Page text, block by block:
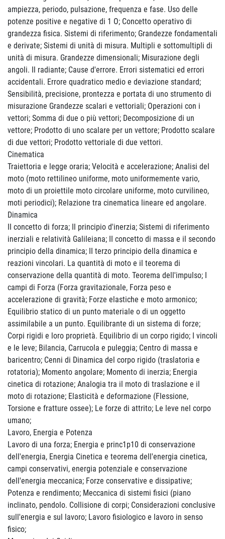
ampiezza, periodo, pulsazione, frequenza e fase. Uso delle
potenze positive e negative di 1 O; Concetto operativo di
grandezza fisica. Sistemi di riferimento; Grandezze fondamentali
e derivate; Sistemi di unità di misura. Multipli e sottomultipli di
unità di misura. Grandezze dimensionali; Misurazione degli
angoli. Il radiante; Cause d'errore. Errori sistematici ed errori
accidentali. Errore quadratico medio e deviazione standard;
Sensibilità, precisione, prontezza e portata di uno strumento di
misurazione Grandezze scalari e vettoriali; Operazioni con i
vettori; Somma di due o più vettori; Decomposizione di un
vettore; Prodotto di uno scalare per un vettore; Prodotto scalare
di due vettori; Prodotto vettoriale di due vettori.
Cinematica
Traiettoria e legge oraria; Velocità e accelerazione; Analisi del
moto (moto rettilineo uniforme, moto uniformemente vario,
moto di un proiettile moto circolare uniforme, moto curvilineo,
moti periodici); Relazione tra cinematica lineare ed angolare.
Dinamica
II concetto di forza; Il principio d'inerzia; Sistemi di riferimento
inerziali e relatività Galileiana; II concetto di massa e il secondo
principio della dinamica; II terzo principio della dinamica e
reazioni vincolari. La quantità di moto e il teorema di
conservazione della quantità di moto. Teorema dell'impulso; I
campi di Forza (Forza gravitazionale, Forza peso e
accelerazione di gravità; Forze elastiche e moto armonico;
Equilibrio statico di un punto materiale o di un oggetto
assimilabile a un punto. Equilibrante di un sistema di forze;
Corpi rigidi e loro proprietà. Equilibrio di un corpo rigido; I vincoli
e le leve; Bilancia, Carrucola e puleggia; Centro di massa e
baricentro; Cenni di Dinamica del corpo rigido (traslatoria e
rotatoria); Momento angolare; Momento di inerzia; Energia
cinetica di rotazione; Analogia tra il moto di traslazione e il
moto di rotazione; Elasticità e deformazione (Flessione,
Torsione e fratture ossee); Le forze di attrito; Le leve nel corpo
umano;
Lavoro, Energia e Potenza
Lavoro di una forza; Energia e princ1p10 di conservazione
dell'energia, Energia Cinetica e teorema dell'energia cinetica,
campi conservativi, energia potenziale e conservazione
dell'energia meccanica; Forze conservative e dissipative;
Potenza e rendimento; Meccanica di sistemi fisici (piano
inclinato, pendolo. Collisione di corpi; Considerazioni conclusive
sull'energia e sul lavoro; Lavoro fisiologico e lavoro in senso
fisico;